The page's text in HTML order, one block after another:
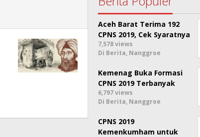
Aceh Barat Terima 192
CPNS 2019, Cek Syaratnya
7,578 views
Di Berita, Nanggroe
Kemenag Buka Formasi
CPNS 2019 Terbanyak
6,797 views
Di Berita, Nanggroe
CPNS 2019
Kemenkumham untuk